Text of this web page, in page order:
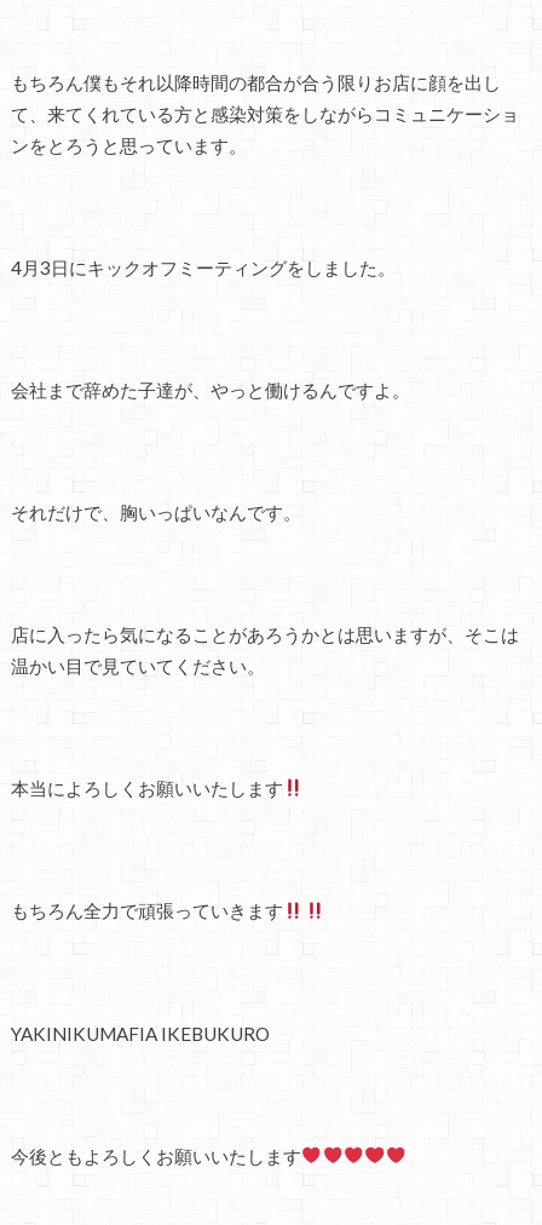
もちろん僕もそれ以降時間の都合が合う限りお店に顔を出し
て、来てくれている方と感染対策をしながらコミュニケーショ
ンをとろうと思っています。
4月3日にキックオフミーティングをしました。
会社まで辞めた子達が、やっと働けるんですよ。
それだけで、胸いっぱいなんです。
店に入ったら気になることがあろうかとは思いますが、そこは
温かい目で見ていてください。
本当によろしくお願いいたします
もちろん全力で頑張っていきます
YAKINIKUMAFIA IKEBUKURO
今後ともよろしくお願いいたします